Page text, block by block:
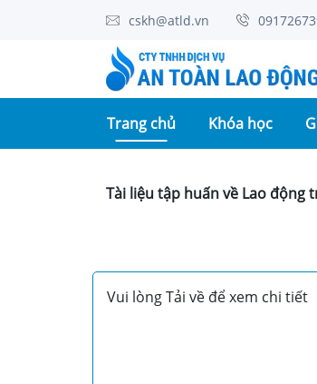
cskh@atld.vn
Trang chủ(current)Khóa học
Tài liệu tập huấn về Lao động
Vui lòng Tải về để xem chi tiết